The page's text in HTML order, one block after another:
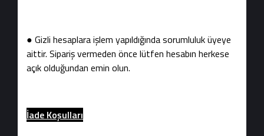
● Gizli hesaplara işlem yapıldığında sorumluluk üyeye
aittir. Sipariş vermeden önce lütfen hesabın herkese
açık olduğundan emin olun.
İade Koşulları